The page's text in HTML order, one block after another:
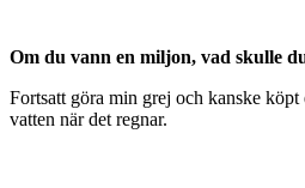
Om du vann en miljon, vad skulle
Fortsatt göra min grej och kanske
vatten när det regnar.